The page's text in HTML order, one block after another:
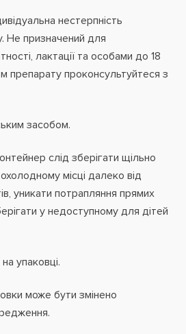
нестерпність
Не призначений для
лактації та особами до 18
препарату проконсультуйтеся з
засобом.
слід зберігати щільно
місці далеко від
уникати потрапляння прямих
у недоступному для дітей
на упаковці.
може бути змінено